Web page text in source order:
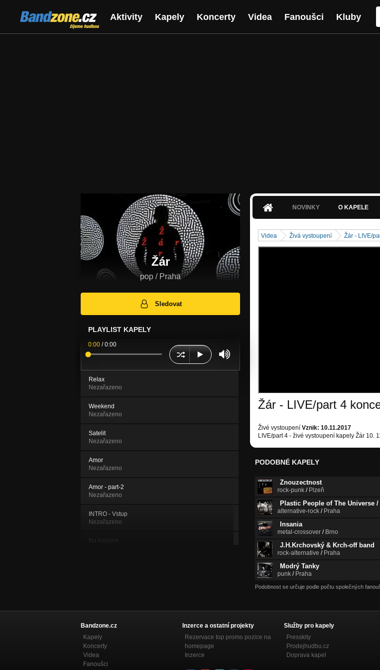
Bandzone.cz
žijeme hudbou
Aktivity Kapely Koncerty Videa Fanoušci Kluby
Žár
pop / Praha
Sledovat
PLAYLIST KAPELY
0:00 /0:00
Relax
Nezařazeno
Weekend
Nezařazeno
Satelit
Nezařazeno
Amor
Nezařazeno
Amor - part-2
Nezařazeno
INTRO - Vstup
Nezařazeno
Na kolejích
Nezařazeno
Deštné lesy
Nezařazeno
NOVINKY O KAPELE
Videa Živá vystoupení Žár - LIVE/
Žár - LIVE/part 4
Živé vystoupení Vznik: 10.11.2017
LIVE/part 4 - živé vystoupení kapely Žár 10.
PODOBNÉ KAPELY
Znouzectnost
rock-punk / Plzeň
Plastic People of The Universe
alternative-rock / Praha
Insania
metal-crossover / Brno
J.H.Krchovský & Krch-off band
rock-alternative / Praha
Modrý Tanky
punk / Praha
Podobnost se určuje podle počtu společných
Bandzone.cz
Kapely
Koncerty
Videa
Fanoušci
Inzerce a ostatní projekty
Rezervace top promo pozice na
homepage
Inzerce
Služby pro kapely
Presskity
Prodejhudbu.cz
Doprava kapel